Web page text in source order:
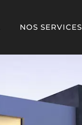
NOS SERVICES